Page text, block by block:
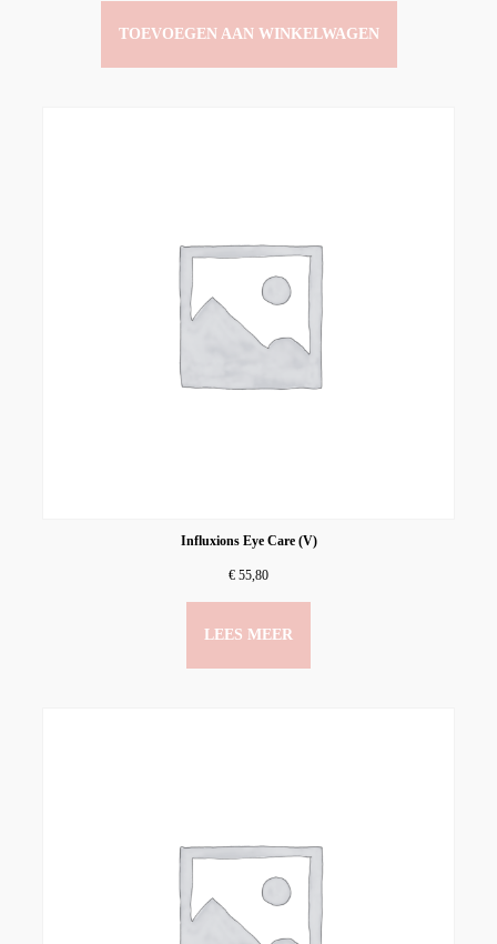
TOEVOEGEN AAN WINKELWAGEN
Influxions Eye Care (V)
€ 55,80
LEES MEER